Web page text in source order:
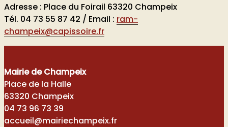
Adresse : Place du Foirail 63320 Champeix
Tél. 04 73 55 87 42 / Email : ram-
champeix@capissoire.fr
Mairie de Champeix
Place de la Halle
63320 Champeix
04 73 96 73 39
accueil@mairiechampeix.fr